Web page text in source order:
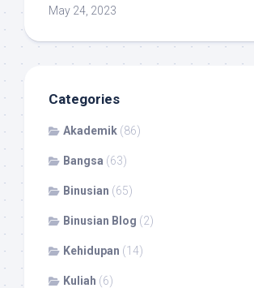
May 24, 2023
Categories
Akademik (86)
Bangsa (63)
Binusian (65)
Binusian Blog (2)
Kehidupan (14)
Kuliah (6)